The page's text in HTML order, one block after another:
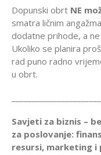
Dopunski obrt NE
smatra ličnim
dodatne prihode, a
Ukoliko se planira
rad puno radno
u obrt.
Savjeti za biznis –
za poslovanje:
resursi, marketing i